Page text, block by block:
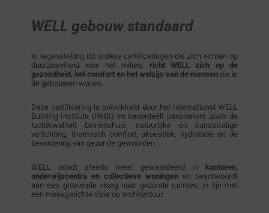
WELL gebouw standaard
In tegenstelling tot andere certificeringen die zich richten op
duurzaamheid voor het milieu, richt WELL zich op de
gezondheid, het comfort en het welzijn van de mensendie in
de gebouwen wonen.
Deze certificering is ontwikkeld door het International WELL
Building Institute (IWBI) en beoordeelt parameters zoals de
luchtkwaliteit binnenshuis, natuurlijke en kunstmatige
verlichting, thermisch comfort, akoestiek, hydratatie en de
bevordering van gezonde gewoonten.
WELL wordt steeds meer gewaardeerd in
kantoren,
onderwijscentra en collectieve woningen en beantwoordt
aan een groeiende vraag naar gezonde ruimtes, in lijn met
een mensgerichte visie op architectuur.